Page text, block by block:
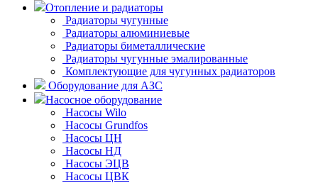
Отопление и радиаторы
Радиаторы чугунные
Радиаторы алюминиевые
Радиаторы биметаллические
Радиаторы чугунные эмалированные
Комплектующие для чугунных радиаторов
Оборудование для АЗС
Насосное оборудование
Насосы Wilo
Насосы Grundfos
Насосы ЦН
Насосы НД
Насосы ЭЦВ
Насосы ЦВК